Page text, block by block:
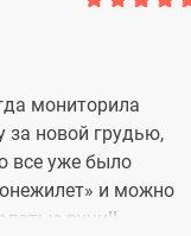
мониторила
за новой грудью,
все уже было
и можно
руки!!